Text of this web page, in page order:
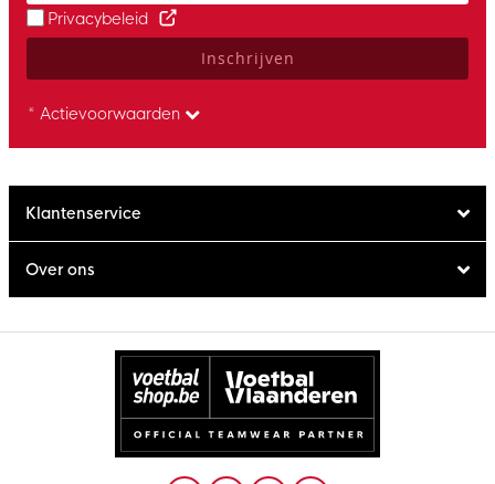
Privacybeleid
Inschrijven
* Actievoorwaarden
Klantenservice
Over ons